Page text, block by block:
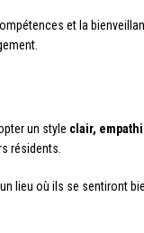
et la
un style clair,
résidents.
lieu où ils se sentiront